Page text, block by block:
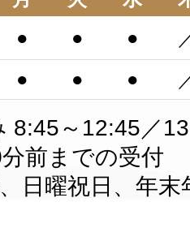
● ● ●
● ● ●
8:45～12:45／
前までの受付
日曜祝日、年